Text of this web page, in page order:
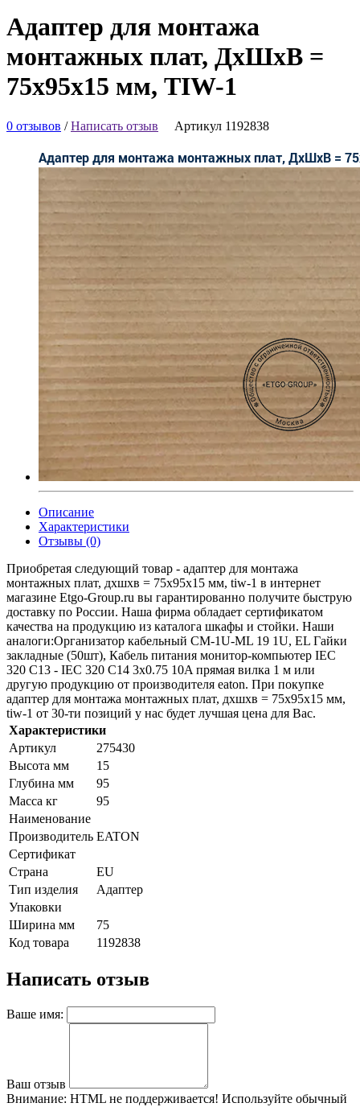
Адаптер для монтажа
монтажных плат, ДхШхВ =
75x95x15 мм, TIW-1
0 отзывов /Написать отзыв Артикул 1192838
Описание
Характеристики
Отзывы (0)
Приобретая следующий товар - адаптер для монтажа
монтажных плат, дхшхв = 75x95x15 мм, tiw-1 в интернет
магазине Etgo-Group.ru вы гарантированно получите быструю
доставку по России. Наша фирма обладает сертификатом
качества на продукцию из каталога шкафы и стойки. Наши
аналоги:Организатор кабельный CM-1U-ML 19 1U, EL Гайки
закладные (50шт), Кабель питания монитор-компьютер IEC
320 C13 - IEC 320 C14 3x0.75 10A прямая вилка 1 м или
другую продукцию от производителя eaton. При покупке
адаптер для монтажа монтажных плат, дхшхв = 75x95x15 мм,
tiw-1 от 30-ти позиций у нас будет лучшая цена для Вас.
Характеристики
Артикул
275430
Высота мм
15
Глубина мм
95
Масса кг
95
Наименование
Производитель EATON
Сертификат
Страна
EU
Тип изделия
Адаптер
Упаковки
Ширина мм
75
Код товара
1192838
Написать отзыв
Ваше имя:
Ваш отзыв
Внимание: HTML не поддерживается! Используйте обычный